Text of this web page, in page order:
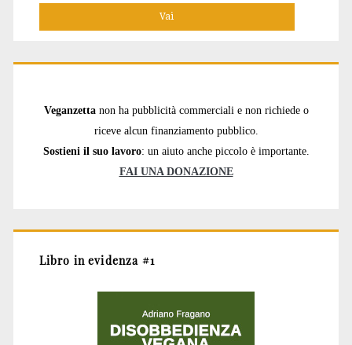
Veganzetta non ha pubblicità commerciali e non richiede o
riceve alcun finanziamento pubblico.
Sostieni il suo lavoro: un aiuto anche piccolo è importante.
FAI UNA DONAZIONE
Libro in evidenza #1